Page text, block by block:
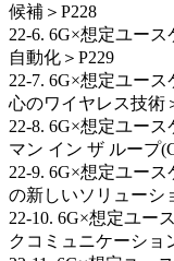
候補＞P228
22-6. 6G×想定ユース
自動化＞P229
22-7. 6G×想定ユース
心のワイヤレス技術
22-8. 6G×想定ユース
マン イン ザ ループ
22-9. 6G×想定ユース
の新しいソリューシ
22-10. 6G×想定ユー
クコミュニケーショ